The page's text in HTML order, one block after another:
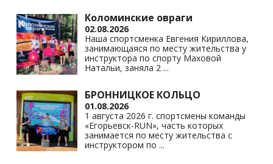
Коломинские овраги
02.08.2026
Наша спортсменка Евгения Кириллова,
занимающаяся по месту жительства у
инструктора по спорту Маховой
Натальи, заняла 2 ...
БРОННИЦКОЕ КОЛЬЦО
01.08.2026
1 августа 2026 г. спортсмены команды
«Егорьевск-RUN», часть которых
занимается по месту жительства с
инструктором по ...